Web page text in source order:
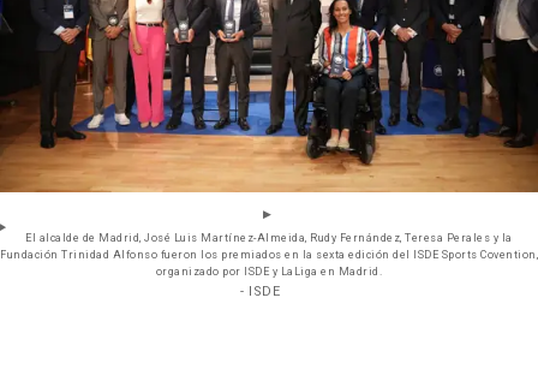
El alcalde de Madrid, José Luis Martínez-Almeida, Rudy Fernández, Teresa Perales y la
Fundación Trinidad Alfonso fueron los premiados en la sexta edición del ISDE Sports Covention,
organizado por ISDE y LaLiga en Madrid.
- ISDE